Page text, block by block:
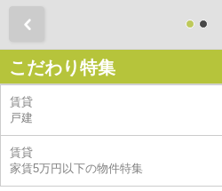
こだわり特集
賃貸
戸建
賃貸
家賃5万円以下の物件特集